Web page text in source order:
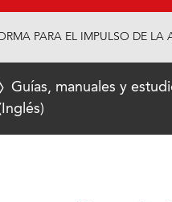
PARA EL IMPULSO DE LA
Guías, manuales y